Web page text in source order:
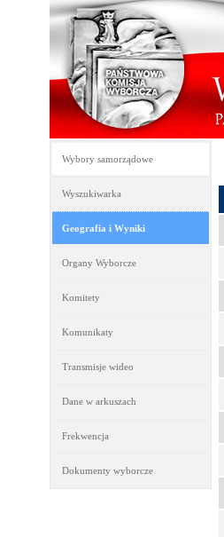
Wybory samorządowe
Wyszukiwarka
Geografia i Wyniki
Organy Wyborcze
Komitety
Komunikaty
Transmisje wideo
Dane w arkuszach
Frekwencja
Dokumenty wyborcze